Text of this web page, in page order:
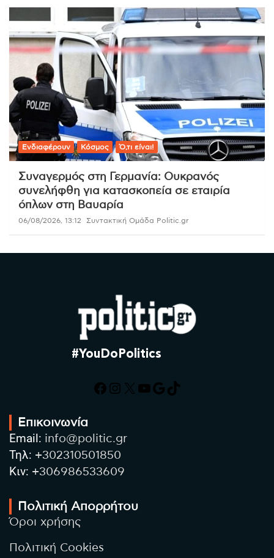
Ενδιαφέρουν Κόσμος Ό,τι είναι!
Συναγερμός στη Γερμανία: Ουκρανός
συνελήφθη για κατασκοπεία σε εταιρία
όπλων στη Βαυαρία
06/08/2026, 13:12 Συντακτική Ομάδα Politic.gr
#YouDoPolitics
Facebook
Instagram
X YouTube
Google
TikTok
Επικοινωνία
Email: info@politic.gr
Τηλ: +302310501850
Κιν: +306986533609
Πολιτική Απορρήτου
Όροι χρήσης
Πολιτική Cookies